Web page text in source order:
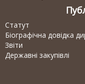
Статут
Біографічна довідка
Звіти
Державні закупівлі